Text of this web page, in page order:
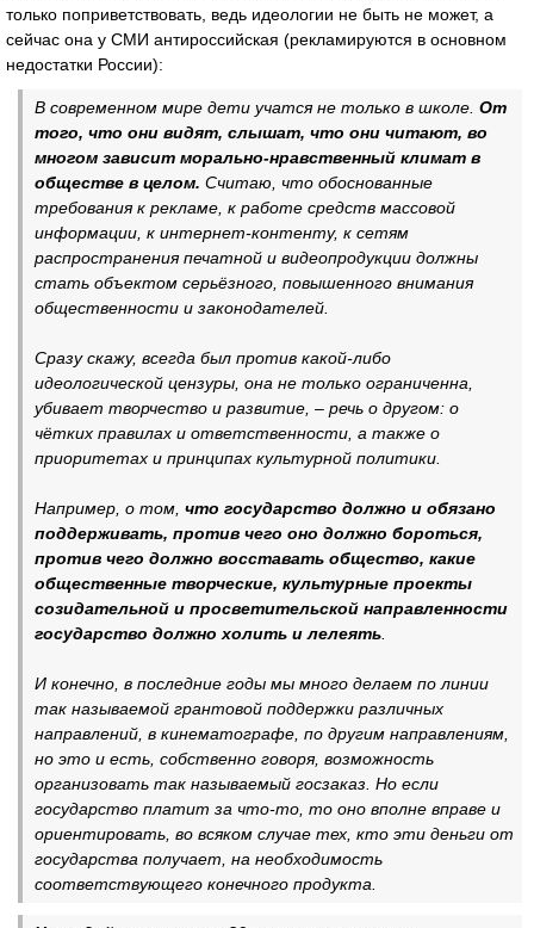
только поприветствовать, ведь идеологии не быть не может, а
сейчас она у СМИ антироссийская (рекламируются в основном
недостатки России):
В современном мире дети учатся не только в школе. От
того, что они видят, слышат, что они читают, во
многом зависит морально-нравственный климат в
обществе в целом. Считаю, что обоснованные
требования к рекламе, к работе средств массовой
информации, к интернет-контенту, к сетям
распространения печатной и видеопродукции должны
стать объектом серьёзного, повышенного внимания
общественности и законодателей.
Сразу скажу, всегда был против какой-либо
идеологической цензуры, она не только ограниченна,
убивает творчество и развитие, – речь о другом: о
чётких правилах и ответственности, а также о
приоритетах и принципах культурной политики.
Например, о том, что государство должно и обязано
поддерживать, против чего оно должно бороться,
против чего должно восставать общество, какие
общественные творческие, культурные проекты
созидательной и просветительской направленности
государство должно холить и лелеять
И конечно, в последние годы мы много делаем по линии
так называемой грантовой поддержки различных
направлений, в кинематографе, по другим направлениям,
но это и есть, собственно говоря, возможность
организовать так называемый госзаказ. Но если
государство платит за что-то, то оно вполне вправе и
ориентировать, во всяком случае тех, кто эти деньги от
государства получает, на необходимость
соответствующего конечного продукта.